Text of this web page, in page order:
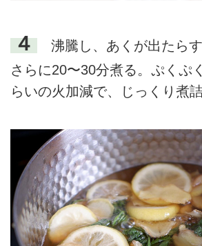
４
沸騰し、あくが出たら
さらに20〜30分煮る。ぷくぷ
らいの火加減で、じっくり煮詰